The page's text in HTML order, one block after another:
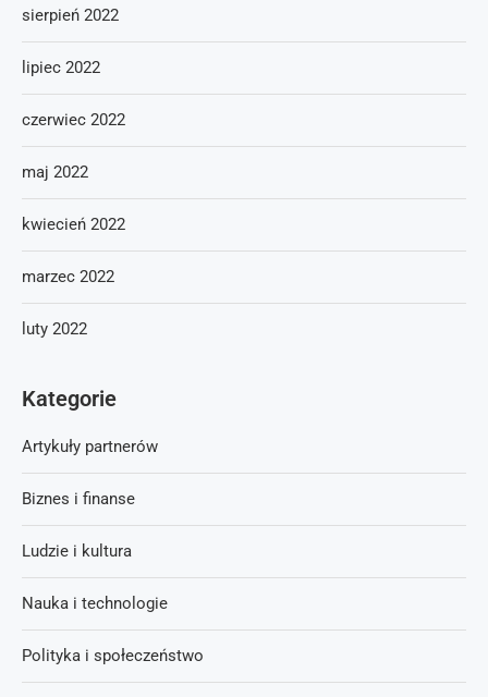
sierpień 2022
lipiec 2022
czerwiec 2022
maj 2022
kwiecień 2022
marzec 2022
luty 2022
Kategorie
Artykuły partnerów
Biznes i finanse
Ludzie i kultura
Nauka i technologie
Polityka i społeczeństwo